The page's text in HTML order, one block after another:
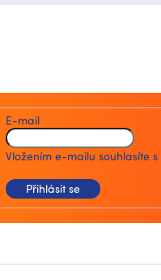
E-mail
Vložením e-mailu souhlasíte s
Přihlásit se